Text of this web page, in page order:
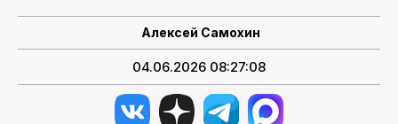
Алексей Самохин
04.06.2026 08:27:08